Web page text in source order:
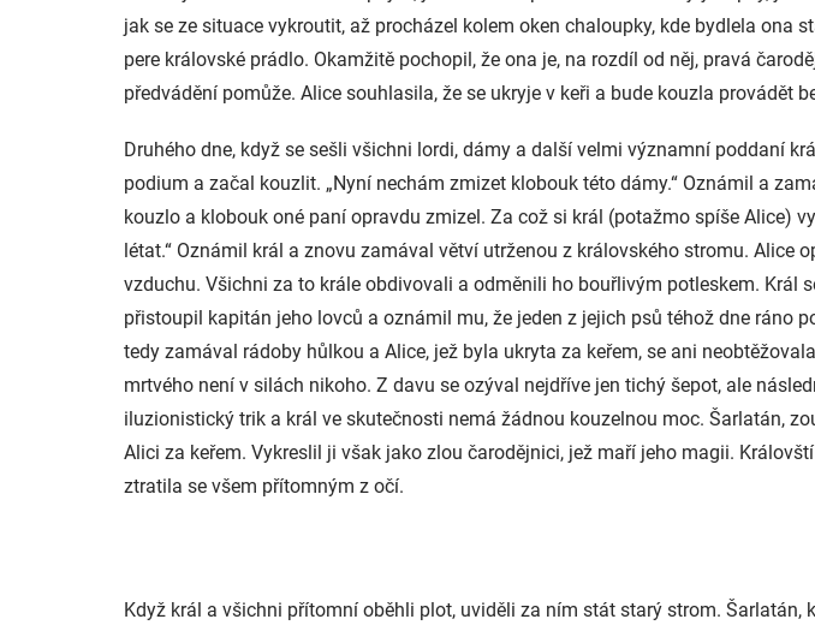
jak se ze situace vykroutit, až procházel kolem oken chaloupky, kde bydlela ona
pere královské prádlo. Okamžitě pochopil, že ona je, na rozdíl od něj, pravá
předvádění pomůže. Alice souhlasila, že se ukryje v keři a bude kouzla provádět
Druhého dne, když se sešli všichni lordi, dámy a další velmi významní poddaní
podium a začal kouzlit. „Nyní nechám zmizet klobouk této dámy.“ Oznámil a
kouzlo a klobouk oné paní opravdu zmizel. Za což si král (potažmo spíše Alice)
létat.“ Oznámil král a znovu zamával větví utrženou z královského stromu. Alice
vzduchu. Všichni za to krále obdivovali a odměnili ho bouřlivým potleskem. Král
přistoupil kapitán jeho lovců a oznámil mu, že jeden z jejich psů téhož dne ráno
tedy zamával rádoby hůlkou a Alice, jež byla ukryta za keřem, se ani
mrtvého není v silách nikoho. Z davu se ozýval nejdříve jen tichý šepot, ale
iluzionistický trik a král ve skutečnosti nemá žádnou kouzelnou moc. Šarlatán,
Alici za keřem. Vykreslil ji však jako zlou čarodějnici, jež maří jeho magii.
ztratila se všem přítomným z očí.
Když král a všichni přítomní oběhli plot, uviděli za ním stát starý strom.